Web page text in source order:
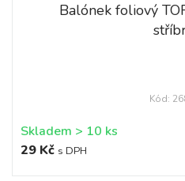
Balónek foliový
Kód:
Skladem > 10 ks
29 Kč s DPH